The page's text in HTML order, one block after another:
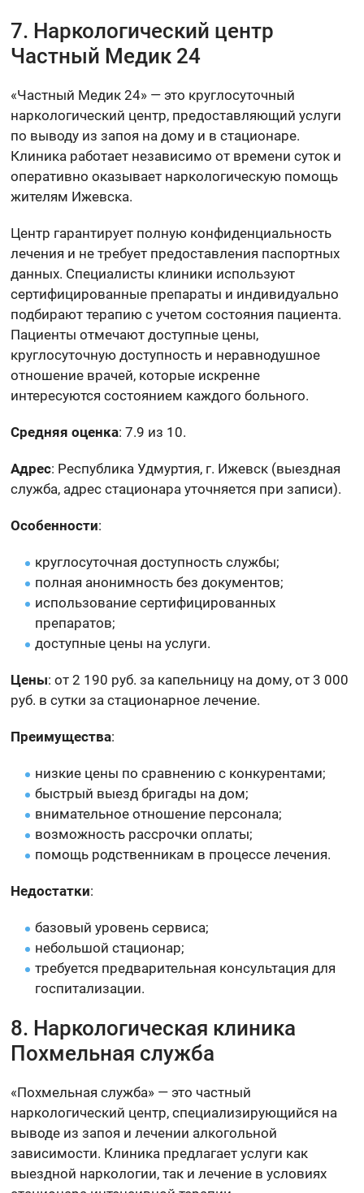
7. Наркологический центр
Частный Медик 24
«Частный Медик 24» — это круглосуточный
наркологический центр, предоставляющий услуги
по выводу из запоя на дому и в стационаре.
Клиника работает независимо от времени суток и
оперативно оказывает наркологическую помощь
жителям Ижевска.
Центр гарантирует полную конфиденциальность
лечения и не требует предоставления паспортных
данных. Специалисты клиники используют
сертифицированные препараты и индивидуально
подбирают терапию с учетом состояния пациента.
Пациенты отмечают доступные цены,
круглосуточную доступность и неравнодушное
отношение врачей, которые искренне
интересуются состоянием каждого больного.
Средняя оценка: 7.9 из 10.
Адрес: Республика Удмуртия, г. Ижевск (выездная
служба, адрес стационара уточняется при записи).
Особенности:
круглосуточная доступность службы;
полная анонимность без документов;
использование сертифицированных
препаратов;
доступные цены на услуги.
Цены: от 2 190 руб. за капельницу на дому, от 3 000
руб. в сутки за стационарное лечение.
Преимущества:
низкие цены по сравнению с конкурентами;
быстрый выезд бригады на дом;
внимательное отношение персонала;
возможность рассрочки оплаты;
помощь родственникам в процессе лечения.
Недостатки:
базовый уровень сервиса;
небольшой стационар;
требуется предварительная консультация для
госпитализации.
8. Наркологическая клиника
Похмельная служба
«Похмельная служба» — это частный
наркологический центр, специализирующийся на
выводе из запоя и лечении алкогольной
зависимости. Клиника предлагает услуги как
выездной наркологии, так и лечение в условиях